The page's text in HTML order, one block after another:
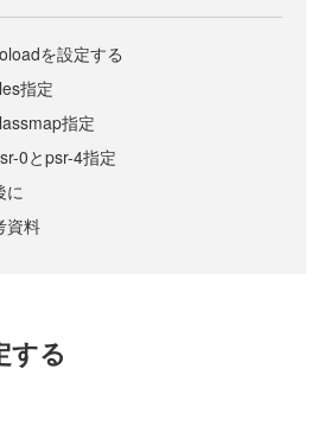
を設定する
指定
指定
0とpsr-4指定
に
資料
する